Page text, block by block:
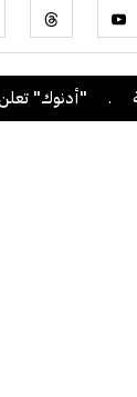
"أدنوك" تعلن